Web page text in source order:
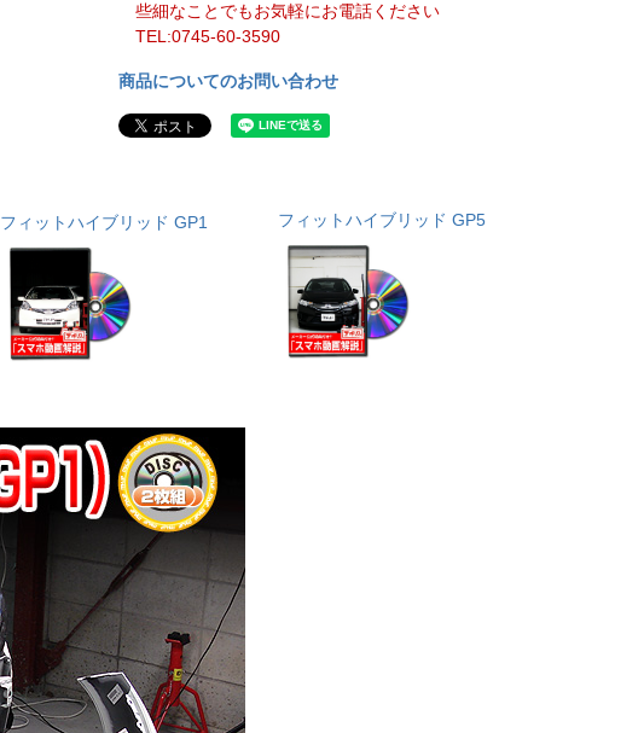
些細なことでもお気軽にお電話ください
TEL:0745-60-3590
商品についてのお問い合わせ
フィットハイブリッド GP1 フィットハイブリッド GP5